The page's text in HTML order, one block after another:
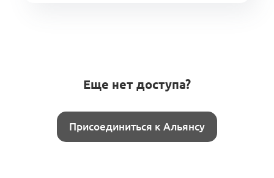
Еще нет доступа?
Присоединиться к Альянсу